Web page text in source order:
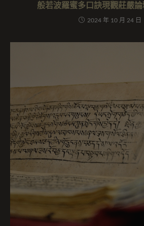
般若波羅蜜多口訣現觀莊嚴
2024 年 10 月 24 日